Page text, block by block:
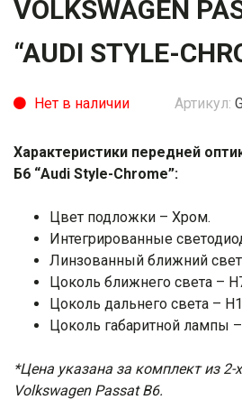
VOLKSWAGEN
“AUDI STYLE-
Артикул:
Нет в наличии
Характеристики передней
Б6 “Audi Style-Chrome”:
Цвет подложки – Хром.
Интегрированные
Линзованный ближний свет
Цоколь ближнего света –
Цоколь дальнего света –
Цоколь габаритной лампы
*Цена указана за комплект из
Volkswagen Passat B6.